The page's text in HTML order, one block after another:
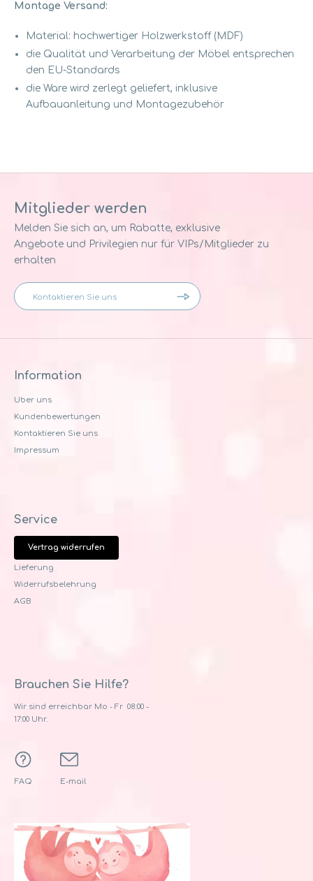
Montage Versand:
Material: hochwertiger Holzwerkstoff (MDF)
die Qualität und Verarbeitung der Möbel entsprechen
den EU-Standards
die Ware wird zerlegt geliefert, inklusive
Aufbauanleitung und Montagezubehör
Mitglieder werden
Melden Sie sich an, um Rabatte, exklusive
Angebote und Privilegien nur für VIPs/Mitglieder zu
erhalten
Information
Uber uns
Kundenbewertungen
Kontaktieren Sie uns
Impressum
Service
Vertrag widerrufen
Lieferung
Widerrufsbelehrung
AGB
Brauchen Sie Hilfe?
Wir sind erreichbar Mo - Fr 08:00 -
17:00 Uhr.
FAQ E-mail